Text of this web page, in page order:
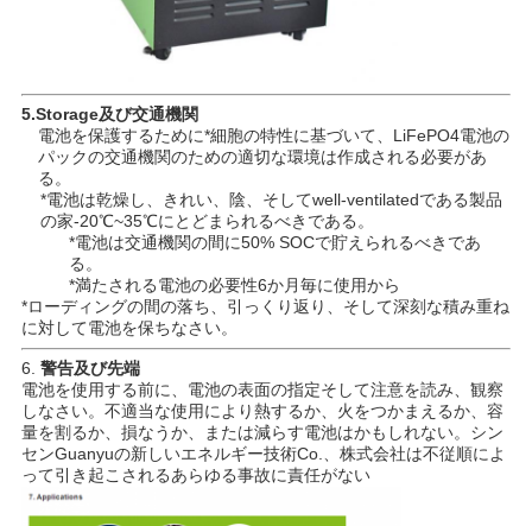
5.Storage及び交通機関
電池を保護するために*細胞の特性に基づいて、LiFePO4電池の
パックの交通機関のための適切な環境は作成される必要があ
る。
*電池は乾燥し、きれい、陰、そしてwell-ventilatedである製品
の家-20℃~35℃にとどまられるべきである。
*電池は交通機関の間に50% SOCで貯えられるべきであ
る。
*満たされる電池の必要性6か月毎に使用から
*ローディングの間の落ち、引っくり返り、そして深刻な積み重ね
に対して電池を保ちなさい。
6. 警告及び先端
電池を使用する前に、電池の表面の指定そして注意を読み、観察
しなさい。不適当な使用により熱するか、火をつかまえるか、容
量を割るか、損なうか、または減らす電池はかもしれない。シン
センGuanyuの新しいエネルギー技術Co.、株式会社は不従順によ
って引き起こされるあらゆる事故に責任がない